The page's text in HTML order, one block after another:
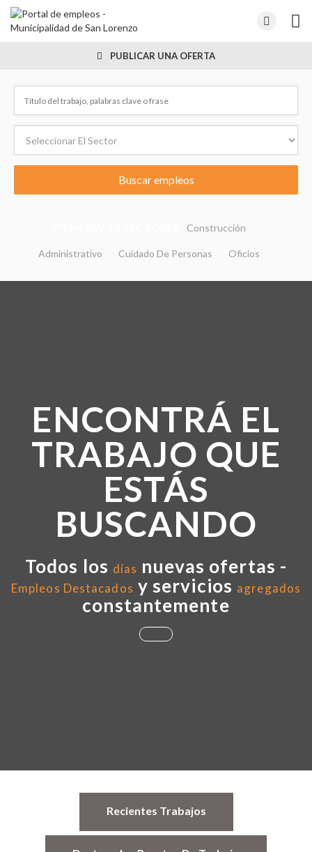
PUBLICAR UNA OFERTA
Construcción
Administrativo Cuidado De Personas Oficios
ENCONTRÁ EL
TRABAJO QUE
ESTÁS
BUSCANDO
Todos los días nuevas ofertas -
Empleos Destacados y servicios agregados
constantemente
Recientes Trabajos